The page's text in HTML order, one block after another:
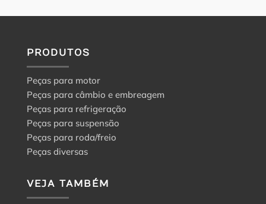
PRODUTOS
Peças para motor
Peças para câmbio e embreagem
Peças para refrigeração
Peças para suspensão
Peças para roda/freio
Peças diversas
VEJA TAMBÉM